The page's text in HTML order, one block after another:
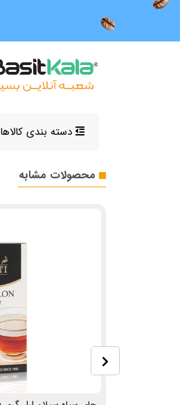
دسته بندی کالاها
محصولات مشابه